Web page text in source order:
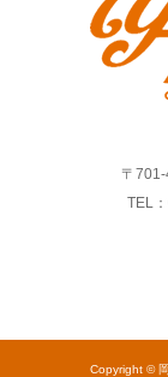
〒
TEL
Copyright ©